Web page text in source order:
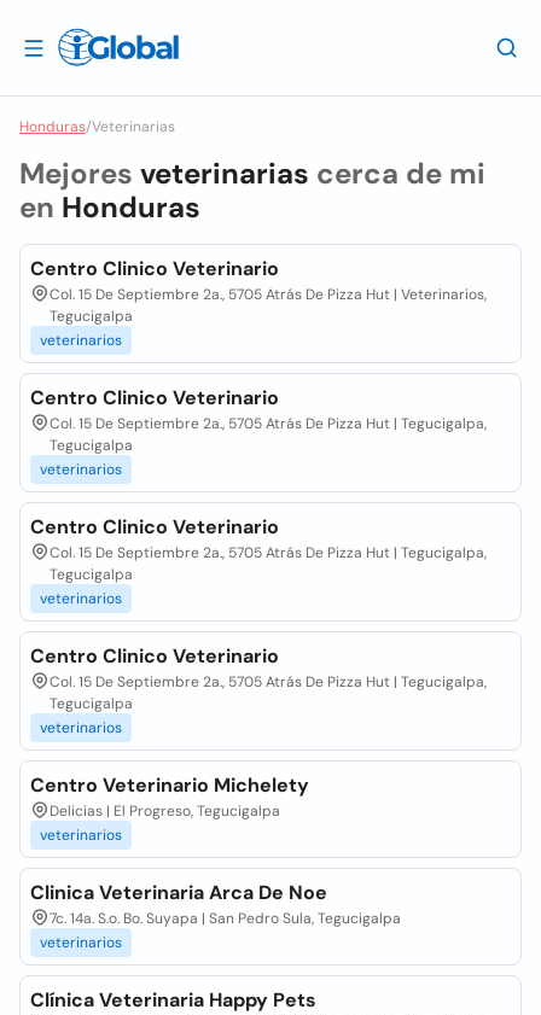
Honduras/Veterinarias
Mejores veterinarias cerca de mi
en Honduras
Centro Clinico Veterinario
Col. 15 De Septiembre 2a., 5705 Atrás De Pizza Hut | Veterinarios,
Tegucigalpa
veterinarios
Centro Clinico Veterinario
Col. 15 De Septiembre 2a., 5705 Atrás De Pizza Hut | Tegucigalpa,
Tegucigalpa
veterinarios
Centro Clinico Veterinario
Col. 15 De Septiembre 2a., 5705 Atrás De Pizza Hut | Tegucigalpa,
Tegucigalpa
veterinarios
Centro Clinico Veterinario
Col. 15 De Septiembre 2a., 5705 Atrás De Pizza Hut | Tegucigalpa,
Tegucigalpa
veterinarios
Centro Veterinario Michelety
Delicias | El Progreso, Tegucigalpa
veterinarios
Clinica Veterinaria Arca De Noe
7c. 14a. S.o. Bo. Suyapa | San Pedro Sula, Tegucigalpa
veterinarios
Clínica Veterinaria Happy Pets